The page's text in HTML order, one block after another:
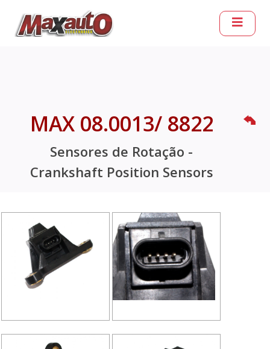
MAX 08.0013/ 8822
Sensores de Rotação -
Crankshaft Position Sensors